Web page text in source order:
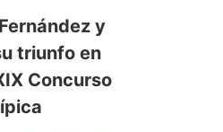
y
triunfo en
Concurso